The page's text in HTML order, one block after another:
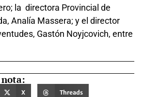
la directora Provincial de
Analía Massera; y el director
Gastón Noyjcovich, entre
X Threads